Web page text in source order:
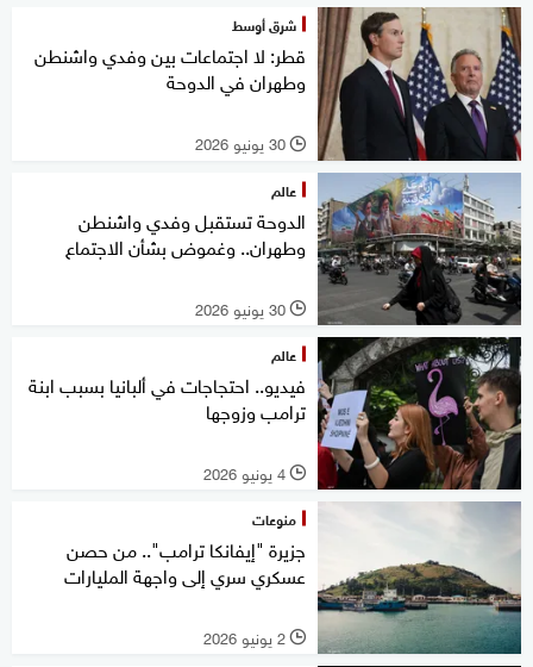
شرق أوسط
قطر: لا اجتماعات بين وفدي واشنطن
وطهران في الدوحة
l 30 يونيو 2026
عالم
الدوحة تستقبل وفدي واشنطن
وطهران.. وغموض بشأن الاجتماع
l 30 يونيو 2026
عالم
فيديو.. احتجاجات في ألبانيا بسبب ابنة
ترامب وزوجها
l 4 يونيو 2026
منوعات
جزيرة "إيفانكا ترامب".. من حصن
عسكري سري إلى واجهة المليارات
l 2 يونيو 2026